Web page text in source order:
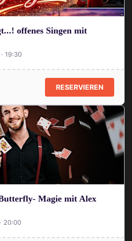
offenes Singen mit
19:30
RESERVIEREN
Magie mit Alex
20:00